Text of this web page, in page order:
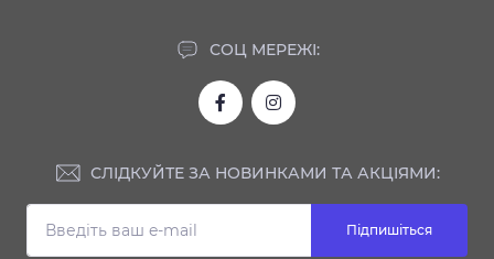
СОЦ МЕРЕЖІ:
СЛІДКУЙТЕ ЗА НОВИНКАМИ ТА АКЦІЯМИ:
Підпишіться